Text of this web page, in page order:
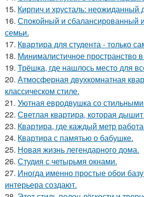
15. Кирпич и хрусталь: неожиданный
16. Спокойный и сбалансированный
семьи.
17. Квартира для студента - только
18. Минималистичное пространство
19. Трёшка, где нашлось место для
20. Атмосферная двухкомнатная
классическом стиле.
21. Уютная евродвушка со
22. Светлая квартира, которая
23. Квартира, где каждый метр
24. Квартира с памятью о бабушке.
25. Новая жизнь легендарного дома.
26. Студия с четырьмя окнами.
27. Иногда именно простые обои
интерьера создают.